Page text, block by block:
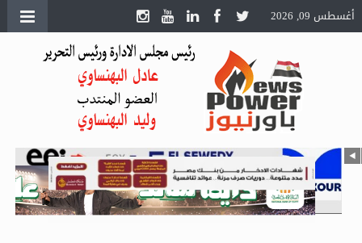
أغسطس 09, 2026